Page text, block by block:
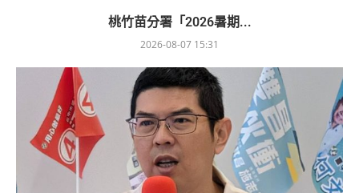
桃竹苗分署「2026暑期...
2026-08-07 15:31